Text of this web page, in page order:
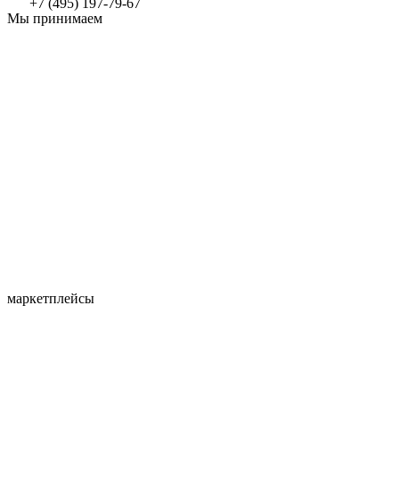
+7 (495) 197-79-67
Мы принимаем
маркетплейсы